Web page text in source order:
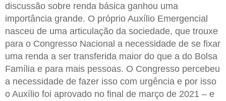
discussão sobre renda básica ganhou uma
importância grande. O próprio Auxílio Emergencial
nasceu de uma articulação da sociedade, que trouxe
para o Congresso Nacional a necessidade de se fixar
uma renda a ser transferida maior do que a do Bolsa
Família e para mais pessoas. O Congresso percebeu
a necessidade de fazer isso com urgência e por isso
o Auxílio foi aprovado no final de março de 2021 – e